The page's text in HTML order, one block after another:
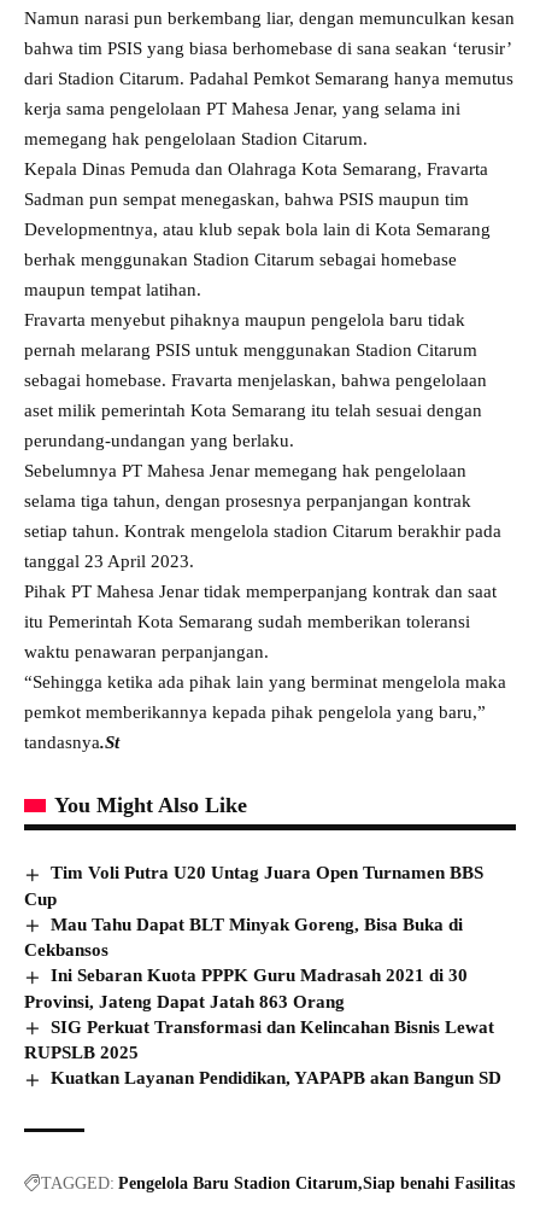
Namun narasi pun berkembang liar, dengan memunculkan kesan
bahwa tim PSIS yang biasa berhomebase di sana seakan ‘terusir’
dari Stadion Citarum. Padahal Pemkot Semarang hanya memutus
kerja sama pengelolaan PT Mahesa Jenar, yang selama ini
memegang hak pengelolaan Stadion Citarum.
Kepala Dinas Pemuda dan Olahraga Kota Semarang, Fravarta
Sadman pun sempat menegaskan, bahwa PSIS maupun tim
Developmentnya, atau klub sepak bola lain di Kota Semarang
berhak menggunakan Stadion Citarum sebagai homebase
maupun tempat latihan.
Fravarta menyebut pihaknya maupun pengelola baru tidak
pernah melarang PSIS untuk menggunakan Stadion Citarum
sebagai homebase. Fravarta menjelaskan, bahwa pengelolaan
aset milik pemerintah Kota Semarang itu telah sesuai dengan
perundang-undangan yang berlaku.
Sebelumnya PT Mahesa Jenar memegang hak pengelolaan
selama tiga tahun, dengan prosesnya perpanjangan kontrak
setiap tahun. Kontrak mengelola stadion Citarum berakhir pada
tanggal 23 April 2023.
Pihak PT Mahesa Jenar tidak memperpanjang kontrak dan saat
itu Pemerintah Kota Semarang sudah memberikan toleransi
waktu penawaran perpanjangan.
“Sehingga ketika ada pihak lain yang berminat mengelola maka
pemkot memberikannya kepada pihak pengelola yang baru,”
tandasnya.St
You Might Also Like
Tim Voli Putra U20 Untag Juara Open Turnamen BBS
Cup
Mau Tahu Dapat BLT Minyak Goreng, Bisa Buka di
Cekbansos
Ini Sebaran Kuota PPPK Guru Madrasah 2021 di 30
Provinsi, Jateng Dapat Jatah 863 Orang
SIG Perkuat Transformasi dan Kelincahan Bisnis Lewat
RUPSLB 2025
Kuatkan Layanan Pendidikan, YAPAPB akan Bangun SD
TAGGED: Pengelola Baru Stadion Citarum Siap benahi Fasilitas